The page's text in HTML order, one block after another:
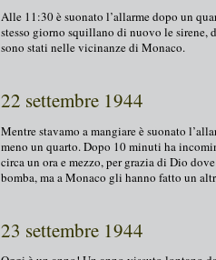
Alle 11:30 è suonato l’allarme dopo un
stesso giorno squillano di nuovo le sirene,
sono stati nelle vicinanze di Monaco.
22 settembre 1944
Mentre stavamo a mangiare è suonato
meno un quarto. Dopo 10 minuti ha
circa un ora e mezzo, per grazia di Dio
bomba, ma a Monaco gli hanno fatto un
23 settembre 1944